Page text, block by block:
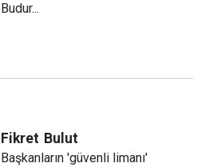
Budur...
Fikret Bulut
Başkanların 'güvenli limanı'